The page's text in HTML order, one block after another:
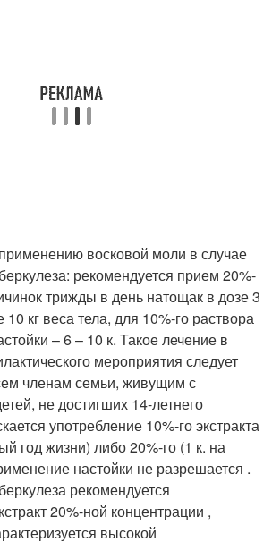
восковой моли в случае
рекомендуется прием 20%-
трижды в день натощак в дозе 3
кг веса тела, для 10%-го раствора
– 6 – 10 к. Такое лечение в
мероприятия следует
членам семьи, живущим с
не достигших 14-летнего
употребление 10%-го экстракта
год жизни) либо 20%-го (1 к. на
настойки не разрешается .
рекомендуется
20%-ной концентрации ,
высокой